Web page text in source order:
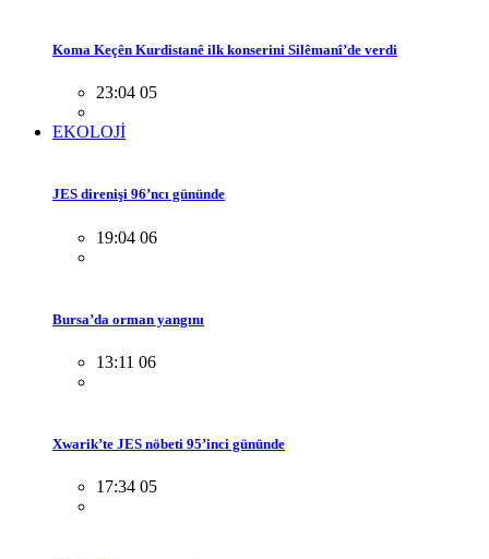
Koma Keçên Kurdistanê ilk konserini Silêmanî’de verdi
23:04 05
EKOLOJİ
JES direnişi 96’ncı gününde
19:04 06
Bursa’da orman yangını
13:11 06
Xwarik’te JES nöbeti 95’inci gününde
17:34 05